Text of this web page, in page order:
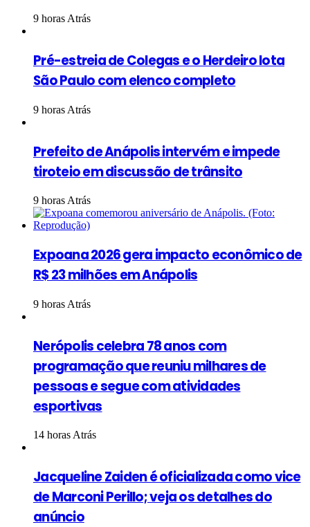
9 horas Atrás
Pré-estreia de Colegas e o Herdeiro lota
São Paulo com elenco completo
9 horas Atrás
Prefeito de Anápolis intervém e impede
tiroteio em discussão de trânsito
9 horas Atrás
Expoana 2026 gera impacto econômico de
R$ 23 milhões em Anápolis
9 horas Atrás
Nerópolis celebra 78 anos com
programação que reuniu milhares de
pessoas e segue com atividades
esportivas
14 horas Atrás
Jacqueline Zaiden é oficializada como vice
de Marconi Perillo; veja os detalhes do
anúncio